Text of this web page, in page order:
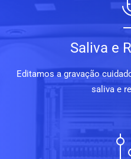
Saliva e
Editamos a gravação
saliva e